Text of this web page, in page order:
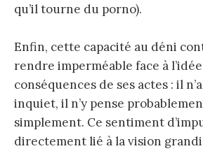
qu’il tourne du porno).
Enfin, cette capacité au déni
rendre imperméable face à
conséquences de ses actes : il
inquiet, il n’y pense
simplement. Ce sentiment
directement lié à la vision